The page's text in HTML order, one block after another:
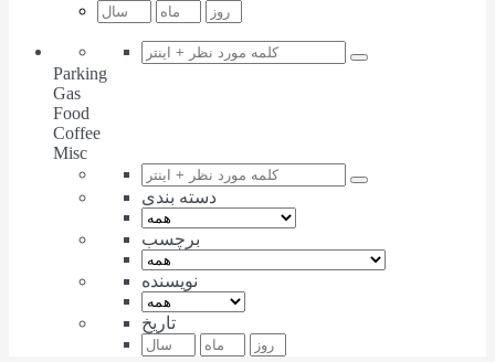
Parking
Gas
Food
Coffee
Misc
دسته بندی
برچسب
نویسنده
تاریخ